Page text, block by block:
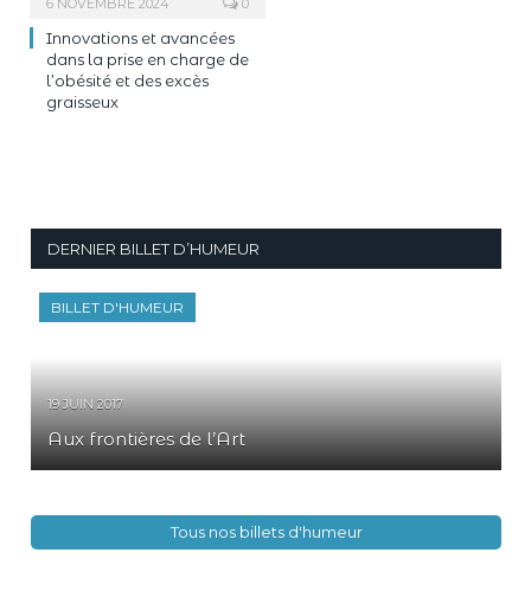
Innovations et avancées
dans la prise en charge de
l’obésité et des excès
graisseux
DERNIER BILLET D’HUMEUR
BILLET D'HUMEUR
19 JUIN 2017
Aux frontières de l’Art
Tous nos billets d'humeur